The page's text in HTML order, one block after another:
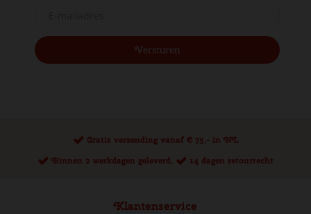
Gratis verzending vanaf € 75,- in NL
Binnen 2 werkdagen geleverd.
14 dagen retourrecht
Klantenservice